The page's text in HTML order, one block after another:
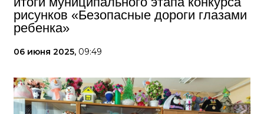
рисунков «Безопасные дороги глазами
ребенка»
06 июня 2025, 09:49